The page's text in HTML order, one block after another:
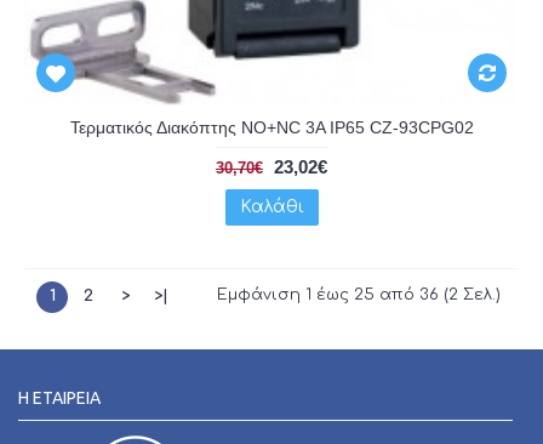
Τερματικός Διακόπτης NO+NC 3A IP65 CZ-93CPG02
30,70€ 23,02€
Καλάθι
1 2 > >| Εμφάνιση 1 έως 25 από 36 (2 Σελ.)
Η ΕΤΑΙΡΕΊΑ